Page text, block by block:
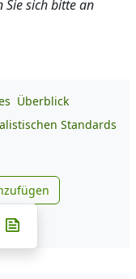
Sie sich bitte an
Überblick
Standards
zu Google
Whatsapp
auf Telegram
teilen
auf X